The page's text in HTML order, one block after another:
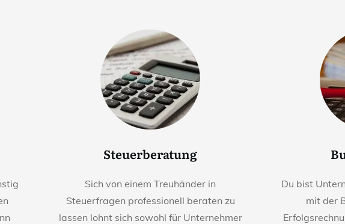
Steuerberatung
Sich von einem Treuhänder in
Steuerfragen professionell beraten zu
lassen lohnt sich sowohl für Unternehmer
Du bist
mit der